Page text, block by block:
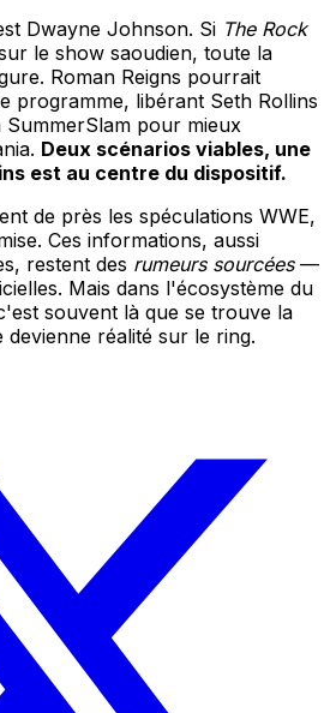
Dwayne Johnson. Si The Rock
le show saoudien, toute la
Roman Reigns pourrait
programme, libérant Seth Rollins
pour mieux
Deux scénarios viables, une
est au centre du dispositif.
de près les spéculations WWE,
Ces informations, aussi
restent des rumeurs sourcées—
Mais dans l'écosystème du
souvent là que se trouve la
réalité sur le ring.